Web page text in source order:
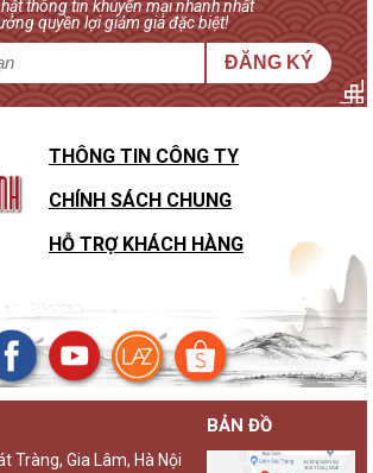
thông tin khuyến mại nhanh nhất
quyền lợi giảm giá đặc biệt!
ĐĂNG KÝ
THÔNG TIN CÔNG TY
CHÍNH SÁCH CHUNG
HỖ TRỢ KHÁCH HÀNG
Tràng, Gia Lâm, Hà Nội
BẢN ĐỒ